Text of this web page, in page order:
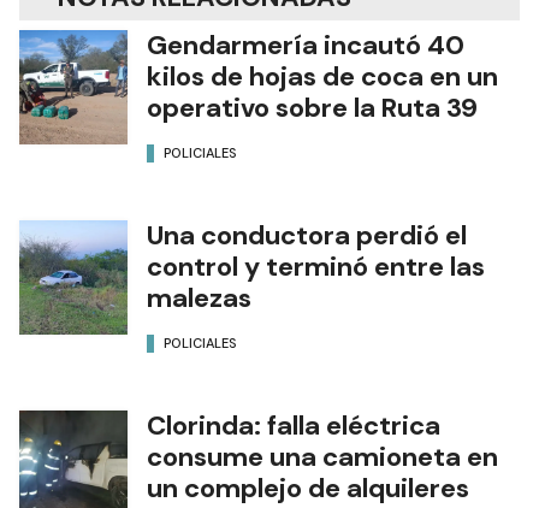
Gendarmería incautó 40
kilos de hojas de coca en un
operativo sobre la Ruta 39
POLICIALES
Una conductora perdió el
control y terminó entre las
malezas
POLICIALES
Clorinda: falla eléctrica
consume una camioneta en
un complejo de alquileres